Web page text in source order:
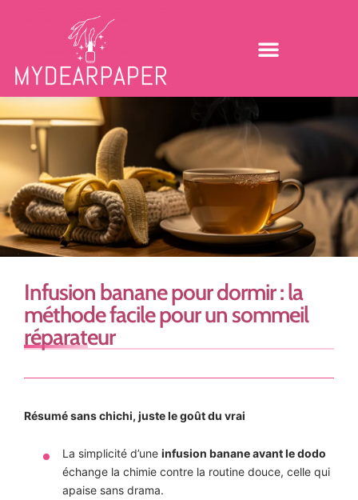
Infusion banane pour dormir : la
méthode facile pour un sommeil
réparateur
Résumé sans chichi, juste le goût du vrai
La simplicité d’une infusion banane avant le dodo
échange la chimie contre la routine douce, celle qui
apaise sans drama.